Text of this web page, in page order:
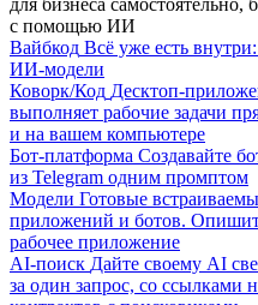
для бизнеса
с помощью ИИ
Вайбкод Всё уже есть
ИИ-модели
Коворк/Код Десктоп-
выполняет рабочие задачи
и на вашем компьютере
Бот-платформа Создавайте
из Telegram одним промптом
Модели Готовые
приложений и ботов.
рабочее приложение
AI-поиск Дайте своему AI
за один запрос, со ссылками